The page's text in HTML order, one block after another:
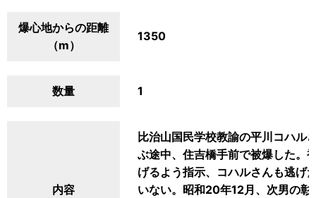
爆心地からの距離
（m）
1350
数量 1
内容
比治山国民学校教諭の平川コハル
ぶ途中、住吉橋手前で被爆した。
げるよう指示、コハルさんも逃げ
いない。昭和20年12月、次男の